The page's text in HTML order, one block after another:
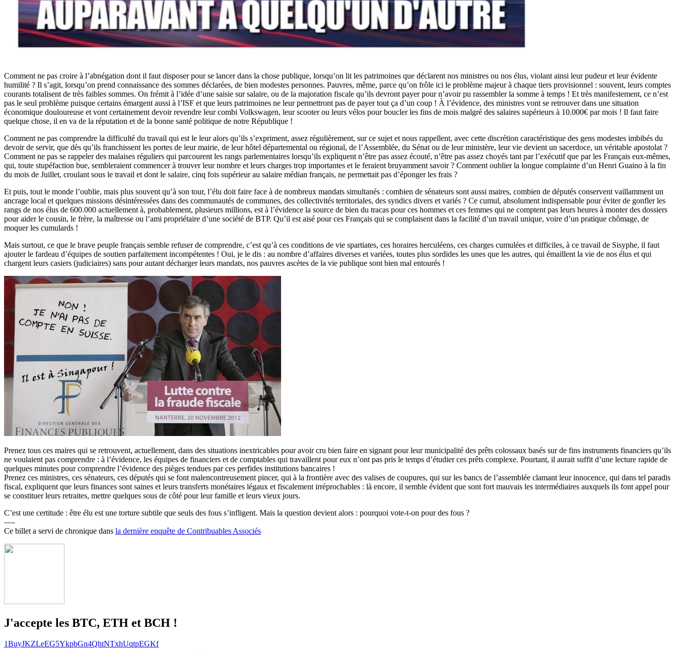
Comment ne pas croire à l’abnégation dont il faut disposer pour se lancer dans la chose publique, lorsqu’on lit les patrimoines que déclarent nos ministres ou nos élus, violant ainsi leur pudeur et leur évidente
humilité ? Il s’agit, lorsqu’on prend connaissance des sommes déclarées, de bien modestes personnes. Pauvres, même, parce qu’on frôle ici le problème majeur à chaque tiers provisionnel : souvent, leurs comptes
courants totalisent de très faibles sommes. On frémit à l’idée d’une saisie sur salaire, ou de la majoration fiscale qu’ils devront payer pour n’avoir pu rassembler la somme à temps ! Et très manifestement, ce n’est
pas le seul problème puisque certains émargent aussi à l’ISF et que leurs patrimoines ne leur permettront pas de payer tout ça d’un coup ! À l’évidence, des ministres vont se retrouver dans une situation
économique douloureuse et vont certainement devoir revendre leur combi Volkswagen, leur scooter ou leurs vélos pour boucler les fins de mois malgré des salaires supérieurs à 10.000€ par mois ! Il faut faire
quelque chose, il en va de la réputation et de la bonne santé politique de notre République !
Comment ne pas comprendre la difficulté du travail qui est le leur alors qu’ils s’expriment, assez régulièrement, sur ce sujet et nous rappellent, avec cette discrétion caractéristique des gens modestes imbibés du
devoir de servir, que dès qu’ils franchissent les portes de leur mairie, de leur hôtel départemental ou régional, de l’Assemblée, du Sénat ou de leur ministère, leur vie devient un sacerdoce, un véritable apostolat ?
Comment ne pas se rappeler des malaises réguliers qui parcourent les rangs parlementaires lorsqu’ils expliquent n’être pas assez écouté, n’être pas assez choyés tant par l’exécutif que par les Français eux-mêmes,
qui, toute stupéfaction bue, sembleraient commencer à trouver leur nombre et leurs charges trop importantes et le feraient bruyamment savoir ? Comment oublier la longue complainte d’un Henri Guaino à la fin
du mois de Juillet, croulant sous le travail et dont le salaire, cinq fois supérieur au salaire médian français, ne permettait pas d’éponger les frais ?
Et puis, tout le monde l’oublie, mais plus souvent qu’à son tour, l’élu doit faire face à de nombreux mandats simultanés : combien de sénateurs sont aussi maires, combien de députés conservent vaillamment un
ancrage local et quelques missions désintéressées dans des communautés de communes, des collectivités territoriales, des syndics divers et variés ? Ce cumul, absolument indispensable pour éviter de gonfler les
rangs de nos élus de 600.000 actuellement à, probablement, plusieurs millions, est à l’évidence la source de bien du tracas pour ces hommes et ces femmes qui ne comptent pas leurs heures à monter des dossiers
pour aider le cousin, le frère, la maîtresse ou l’ami propriétaire d’une société de BTP. Qu’il est aisé pour ces Français qui se complaisent dans la facilité d’un travail unique, voire d’un pratique chômage, de
moquer les cumulards !
Mais surtout, ce que le brave peuple français semble refuser de comprendre, c’est qu’à ces conditions de vie spartiates, ces horaires herculéens, ces charges cumulées et difficiles, à ce travail de Sisyphe, il faut
ajouter le fardeau d’équipes de soutien parfaitement incompétentes ! Oui, je le dis : au nombre d’affaires diverses et variées, toutes plus sordides les unes que les autres, qui émaillent la vie de nos élus et qui
chargent leurs casiers (judiciaires) sans pour autant décharger leurs mandats, nos pauvres ascètes de la vie publique sont bien mal entourés !
Prenez tous ces maires qui se retrouvent, actuellement, dans des situations inextricables pour avoir cru bien faire en signant pour leur municipalité des prêts colossaux basés sur de fins instruments financiers qu’ils
ne voulaient pas comprendre : à l’évidence, les équipes de financiers et de comptables qui travaillent pour eux n’ont pas pris le temps d’étudier ces prêts complexe. Pourtant, il aurait suffit d’une lecture rapide de
quelques minutes pour comprendre l’évidence des pièges tendues par ces perfides institutions bancaires !
Prenez ces ministres, ces sénateurs, ces députés qui se font malencontreusement pincer, qui à la frontière avec des valises de coupures, qui sur les bancs de l’assemblée clamant leur innocence, qui dans tel paradis
fiscal, expliquent que leurs finances sont saines et leurs transferts monétaires légaux et fiscalement irréprochables : là encore, il semble évident que sont fort mauvais les intermédiaires auxquels ils font appel pour
se constituer leurs retraites, mettre quelques sous de côté pour leur famille et leurs vieux jours.
C’est une certitude : être élu est une torture subtile que seuls des fous s’infligent. Mais la question devient alors : pourquoi vote-t-on pour des fous ?
—-
Ce billet a servi de chronique dans la dernière enquête de Contribuables Associés
J'accepte les BTC, ETH et BCH !
1BuyJKZLeEG5YkpbGn4QhtNTxhUqtpEGKf